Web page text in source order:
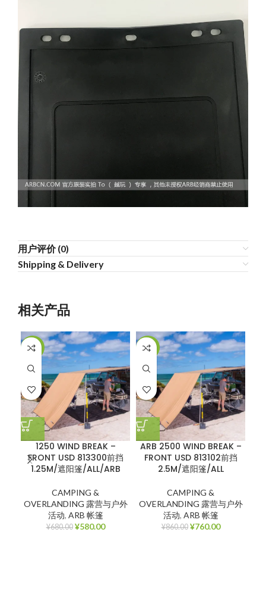
用户评价 (0)
Shipping & Delivery
相关产品
-15%
1250 WIND BREAK –
FRONT USD 813300前挡
1.25M/遮阳篷/ALL/ARB
CAMPING &
OVERLANDING 露营与户外
活动, ARB 帐篷
¥680.00 ¥580.00
-12%
ARB 2500 WIND BREAK –
FRONT USD 813102前挡
2.5M/遮阳篷/ALL
CAMPING &
OVERLANDING 露营与户外
活动, ARB 帐篷
¥860.00 ¥760.00